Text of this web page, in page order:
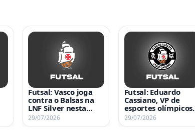
Futsal: Vasco joga
contra o Balsas na
LNF Silver nesta
quarta-feira às 20h
29/07/2026
Futsal: Eduardo
Cassiano, VP de
esportes olímpicos,
se desculpa por erro
29/07/2026